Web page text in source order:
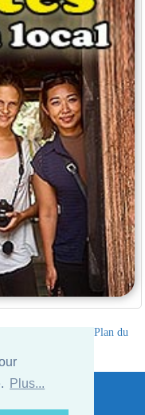
Plus...
Plan du
- 2026